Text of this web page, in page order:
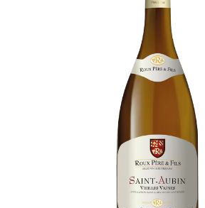
Alcoholvrije dranken